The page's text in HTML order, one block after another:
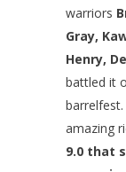
warriors
Gray,
Henry,
battled it
amazing
9.0 that